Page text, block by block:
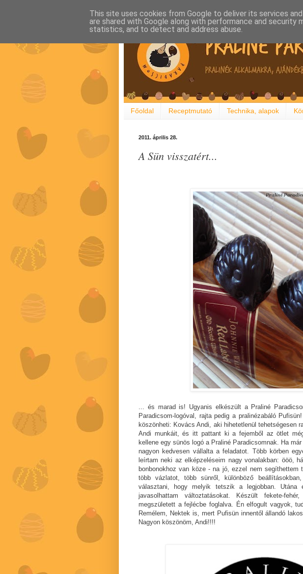
Főoldal Receptmutató Technika, alapok
2011. április 28.
A Sün visszatért...
... és marad is! Ugyanis elkészült a Praliné
Paradicsom-logóval, rajta pedig a pralinézabáló
köszönheti: Kovács Andi, aki hihetetlenül tehetségesen
Andi munkáit, és itt pattant ki a fejemből az ötlet
kellene egy sünös logó a Praliné Paradicsomnak. Ha
nagyon kedvesen vállalta a feladatot. Több körben
leírtam neki az elképzeléseim nagy vonalakban: ööö,
bonbonokhoz van köze - na jó, ezzel nem
több vázlatot, több sünről, különböző
választani, hogy melyik tetszik a legjobban. Utána
javasolhattam változtatásokat. Készült fekete-
megszületett a fejlécbe foglalva. Én elfogult vagyok,
Remélem, Nektek is, mert Pufisün innentől állandó
Nagyon köszönöm, Andi!!!!
This site uses cookies from Google to deliver its services
are shared with Google along with performance and
statistics, and to detect and address abuse.